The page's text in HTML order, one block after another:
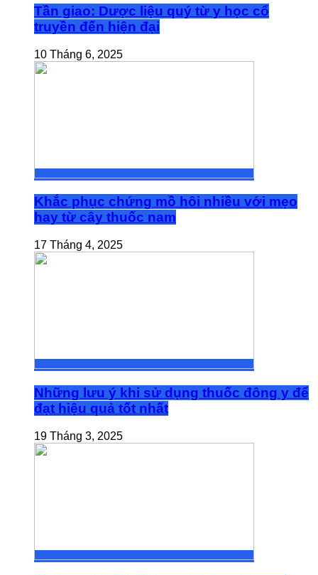
Tần giao: Dược liệu quý từ y học cổ
truyền đến hiện đại
10 Tháng 6, 2025
Khắc phục chứng mồ hôi nhiều với mẹo
hay từ cây thuốc nam
17 Tháng 4, 2025
Những lưu ý khi sử dụng thuốc đông y để
đạt hiệu quả tốt nhất
19 Tháng 3, 2025